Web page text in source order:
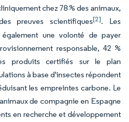
chez 78 % des animaux,
preuves scientifiques[2]. Les
une volonté de payer
responsable, 42 %
produits certifiés sur le plan
à base d'insectes répondent
les empreintes carbone. Le
de compagnie en Espagne
en recherche et développement